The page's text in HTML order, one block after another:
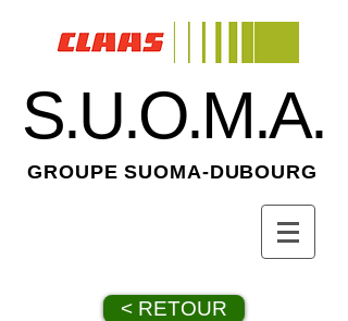
S.U.O.M.A.
GROUPE SUOMA-DUBOURG
< RETOUR